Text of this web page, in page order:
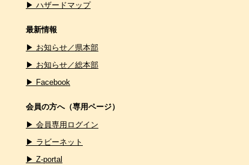
▶ ハザードマップ
最新情報
▶ お知らせ／県本部
▶ お知らせ／総本部
▶ Facebook
会員の方へ（専用ページ）
▶ 会員専用ログイン
▶ ラビーネット
▶ Z-portal